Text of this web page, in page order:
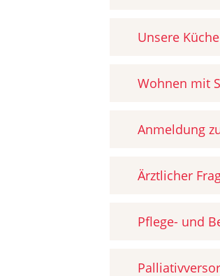
Unsere Küche
Wohnen mit
Anmeldung
Ärztlicher
Pflege- und